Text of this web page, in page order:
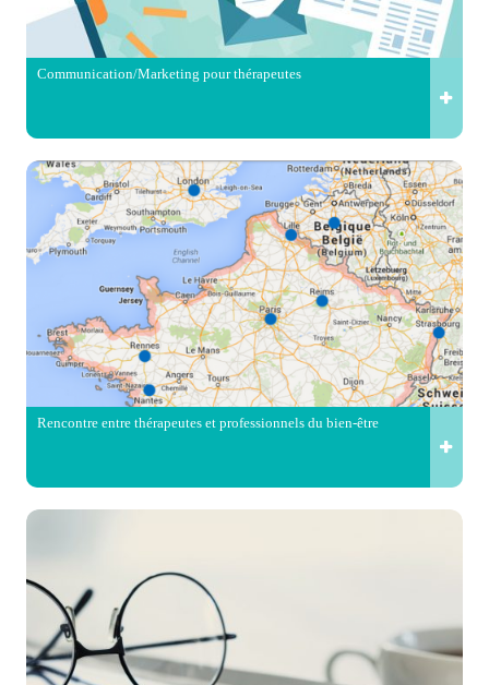
Communication/Marketing pour thérapeutes
Rencontre entre thérapeutes et professionnels du bien-être